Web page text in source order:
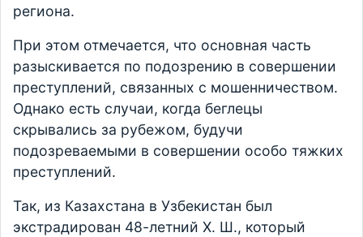
региона.
При этом отмечается, что основная часть
разыскивается по подозрению в совершении
преступлений, связанных с мошенничеством.
Однако есть случаи, когда беглецы
скрывались за рубежом, будучи
подозреваемыми в совершении особо тяжких
преступлений.
Так, из Казахстана в Узбекистан был
экстрадирован 48-летний Х. Ш., который